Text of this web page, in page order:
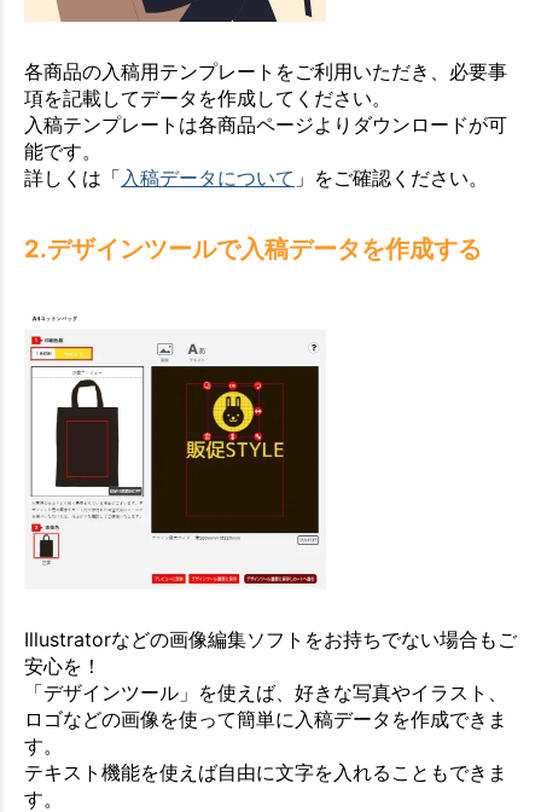
各商品の入稿用テンプレートをご利用いただき、必要事
項を記載してデータを作成してください。
入稿テンプレートは各商品ページよりダウンロードが可
能です。
詳しくは「 入稿データについて 」をご確認ください。
2.デザインツールで入稿データを作成する
Illustratorなどの画像編集ソフトをお持ちでない場合もご
安心を！
「デザインツール」を使えば、好きな写真やイラスト、
ロゴなどの画像を使って簡単に入稿データを作成できま
す。
テキスト機能を使えば自由に文字を入れることもできま
す。